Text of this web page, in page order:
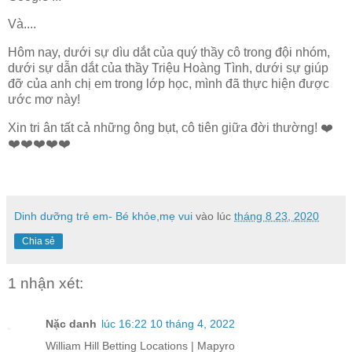
Và....
Hôm nay, dưới sự dìu dắt của quý thầy cô trong đội nhóm,
dưới sự dẫn dắt của thầy Triệu Hoàng Tình, dưới sự giúp
đỡ của anh chị em trong lớp học, mình đã thực hiện được
ước mơ này!
Xin tri ân tất cả những ông bụt, cô tiên giữa đời thường! ❤️
❤️❤️❤️❤️❤️
Dinh dưỡng trẻ em- Bé khỏe,mẹ vui vào lúc tháng 8 23, 2020
Chia sẻ
1 nhận xét:
Nặc danh lúc 16:22 10 tháng 4, 2022
William Hill Betting Locations | Mapyro